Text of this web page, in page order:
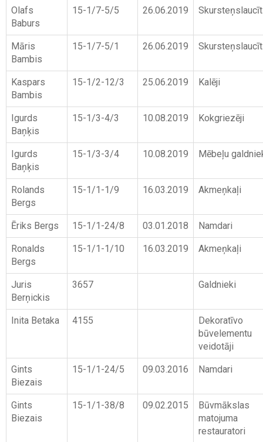
Olafs
Baburs
15-1/7-5/5 26.06.2019
Māris
Bambis
15-1/7-5/1 26.06.2019
Kaspars
Bambis
15-1/2-12/3 25.06.2019 Kalēji
Igurds
Baņķis
15-1/3-4/3 10.08.2019 Kokgriezēji
Igurds
Baņķis
15-1/3-3/4 10.08.2019 Mēbeļu
Rolands
Bergs
15-1/1-1/9 16.03.2019 Akmeņkaļi
Ēriks Bergs 15-1/1-24/8 03.01.2018 Namdari
Ronalds
Bergs
15-1/1-1/10 16.03.2019 Akmeņkaļi
Juris
Berņickis
3657 Galdnieki
Inita Betaka 4155
Dekoratīvo
būvelementu
veidotāji
Gints
Biezais
15-1/1-24/5 09.03.2016 Namdari
Gints
Biezais
15-1/1-38/8 09.02.2015
Būvmākslas
matojuma
restauratori